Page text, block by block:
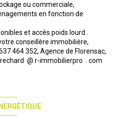
ou commerciale,
en fonction de
et accès poids lourd .
conseillère immobilière,
464 352, Agence de Florensac,
@ r-immobilierpro . com